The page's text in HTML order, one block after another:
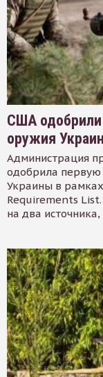
США одобрили
оружия
Администрация
одобрила
Украины в
Requirements
на два